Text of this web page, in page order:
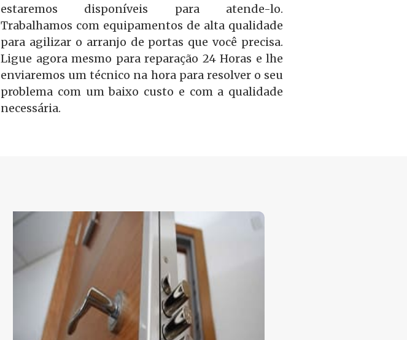
estaremos disponíveis para atende-lo.
Trabalhamos com equipamentos de alta qualidade
para agilizar o arranjo de portas que você precisa.
Ligue agora mesmo para reparação 24 Horas e lhe
enviaremos um técnico na hora para resolver o seu
problema com um baixo custo e com a qualidade
necessária.